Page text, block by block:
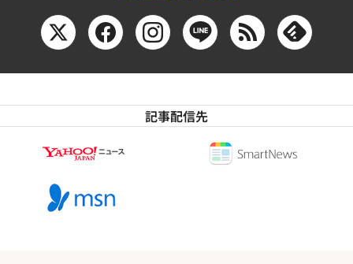
記事配信先